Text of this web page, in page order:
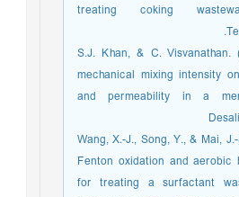
treating coking
S.J. Khan, & C.
mechanical mixing intensity
and permeability in a
Wang, X.-J., Song, Y., & Mai,
Fenton oxidation and
for treating a surfactant